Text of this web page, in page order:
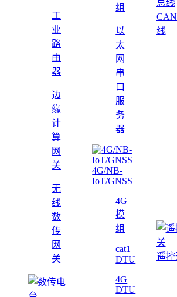
工
业
路
由
器
边
缘
计
算
网
关
无
线
数
传
网
关
组
以
太
网
串
口
服
务
器
4G/NB-
IoT/GNSS
4G
模
组
cat1
DTU
4G
DTU
线
遥控